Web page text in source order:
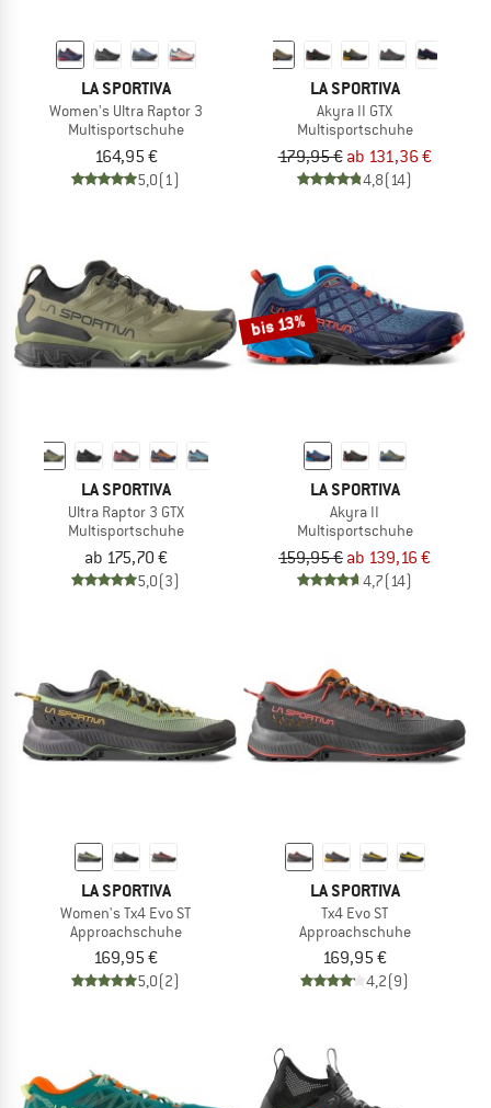
LA SPORTIVA
Women's Ultra Raptor 3
Multisportschuhe
164,95 €
5,0(1)
LA SPORTIVA
Akyra II GTX
Multisportschuhe
179,95 € ab 131,36 €
4,8(14)
LA SPORTIVA
Ultra Raptor 3 GTX
Multisportschuhe
ab 175,70 €
5,0(3)
bis 13%
LA SPORTIVA
Akyra II
Multisportschuhe
159,95 € ab 139,16 €
4,7(14)
LA SPORTIVA
Women's Tx4 Evo ST
Approachschuhe
169,95 €
5,0(2)
LA SPORTIVA
Tx4 Evo ST
Approachschuhe
169,95 €
4,2(9)